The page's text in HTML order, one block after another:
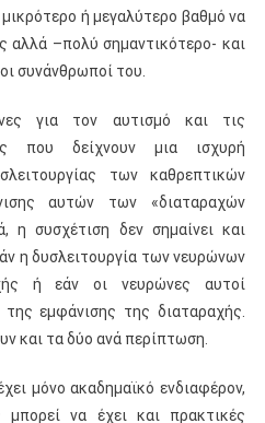
ή μεγαλύτερο βαθμό να
αλλά –πολύ σημαντικότερο- και
συνάνθρωποί του.
για τον αυτισμό και τις
που δείχνουν μια ισχυρή
των καθρεπτικών
αυτών των «διαταραχών
η συσχέτιση δεν σημαίνει και
η δυσλειτουργία των νευρώνων
ή εάν οι νευρώνες αυτοί
εμφάνισης της διαταραχής.
και τα δύο ανά περίπτωση.
μόνο ακαδημαϊκό ενδιαφέρον,
να έχει και πρακτικές